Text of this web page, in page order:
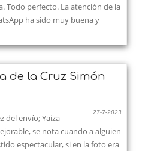
Todo perfecto. La atención de la
ha sido muy buena y
de la Cruz Simón
27-7-2023
del envío; Yaiza
se nota cuando a alguien
espectacular, si en la foto era